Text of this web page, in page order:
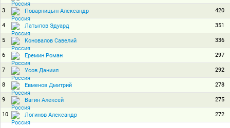
3 Поварницын Александр 420
4 Латыпов Эдуард 351
5 Коновалов Савелий 336
6 Еремин Роман 297
7 Усов Даниил 292
8 Евменов Дмитрий 278
9 Вагин Алексей 275
10 Логинов Александр 272